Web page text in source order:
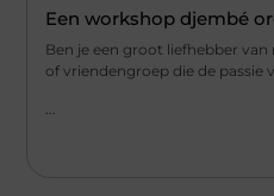
Een workshop djembé
Ben je een groot liefhebber
of vriendengroep die de passie
...